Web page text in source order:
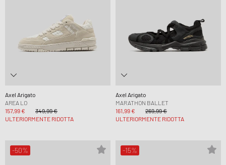
Axel Arigato
AREA LO
157,99 €
349,99 €
ULTERIORMENTE RIDOTTA
Axel Arigato
MARATHON BALLET
161,99 €
269,99 €
ULTERIORMENTE RIDOTTA
-50% -15%